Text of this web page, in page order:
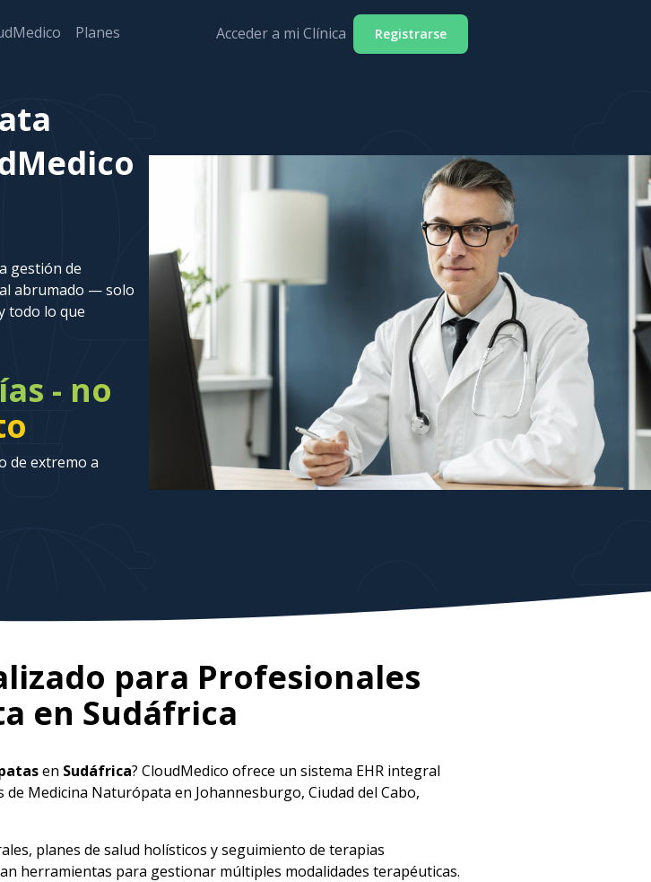
Planes Acceder a mi Clínica Registrarse
gestión de
abrumado — solo
todo lo que
- no
de extremo a
para Profesionales
en Sudáfrica
en Sudáfrica? CloudMedico ofrece un sistema EHR integral
Medicina Naturópata en Johannesburgo, Ciudad del Cabo,
planes de salud holísticos y seguimiento de terapias
herramientas para gestionar múltiples modalidades terapéuticas.